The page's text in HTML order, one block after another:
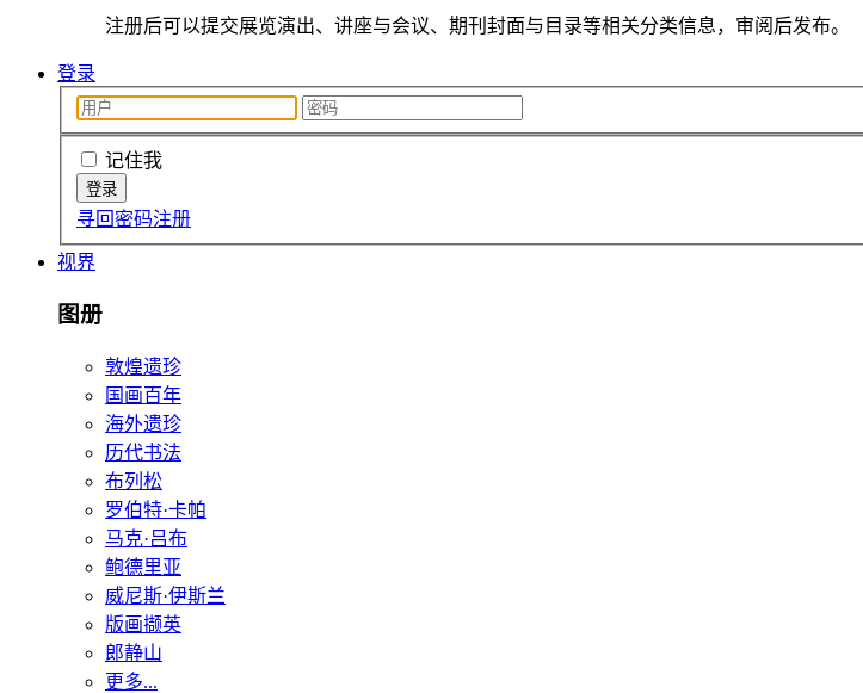
注册后可以提交展览演出、讲座与会议、期刊封面与目录等相关分类信息，审阅后发布。
登录
记住我
寻回密码注册
视界
图册
敦煌遗珍
国画百年
海外遗珍
历代书法
布列松
罗伯特·卡帕
马克·吕布
鲍德里亚
威尼斯·伊斯兰
版画撷英
郎静山
更多...